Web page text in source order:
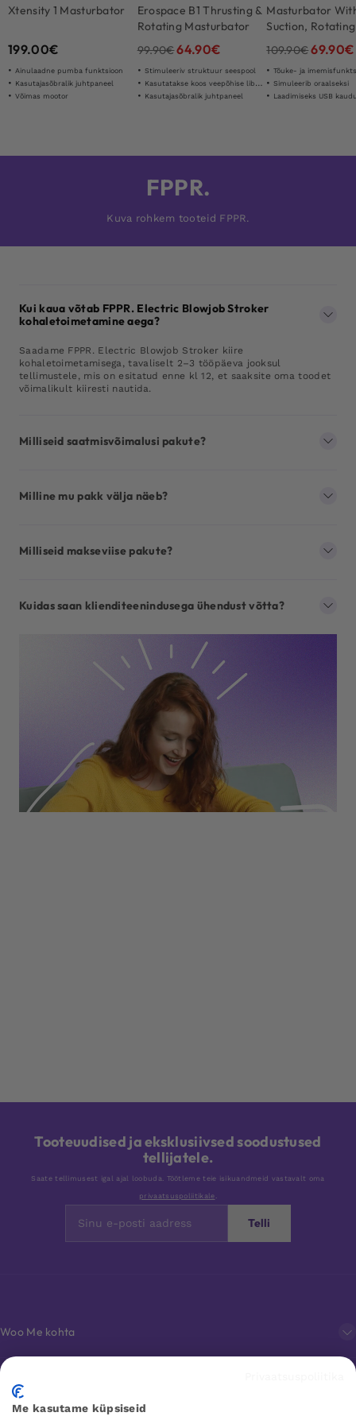
Xtensity 1 Masturbator
199.00€
Ainulaadne pumba funktsioon
Kasutajasõbralik juhtpaneel
Võimas mootor
Erospace B1 Thrusting &
Rotating Masturbator
99.90€64.90€
Stimuleeriv struktuur seespool
Kasutatakse koos veepõhise libestiga
Kasutajasõbralik juhtpaneel
Masturbator
Suction,
Thrusting Motion
109.90€69.90€
Tõuke- ja
Simuleerib oraalseksi
Laadimiseks USB
FPPR.
Kuva rohkem tooteid FPPR.
Kui kaua võtab FPPR. Electric Blowjob Stroker
kohaletoimetamine aega?
Saadame FPPR. Electric Blowjob Stroker kiire
kohaletoimetamisega, tavaliselt 2–3 tööpäeva jooksul
tellimustele, mis on esitatud enne kl 12, et saaksite oma toodet
võimalikult kiiresti nautida.
Milliseid saatmisvõimalusi pakute?
Milline mu pakk välja näeb?
Milliseid makseviise pakute?
Kuidas saan klienditeenindusega ühendust võtta?
Tooteuudised ja eksklusiivsed soodustused
tellijatele.
Saate tellimusest igal ajal loobuda. Töötleme teie isikuandmeid vastavalt oma
privaatsuspoliitikale
Telli
Woo Me kohta
Klienditeenindus
Me kasutame küpsiseid